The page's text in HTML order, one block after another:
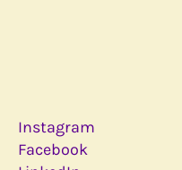
Instagram
Facebook